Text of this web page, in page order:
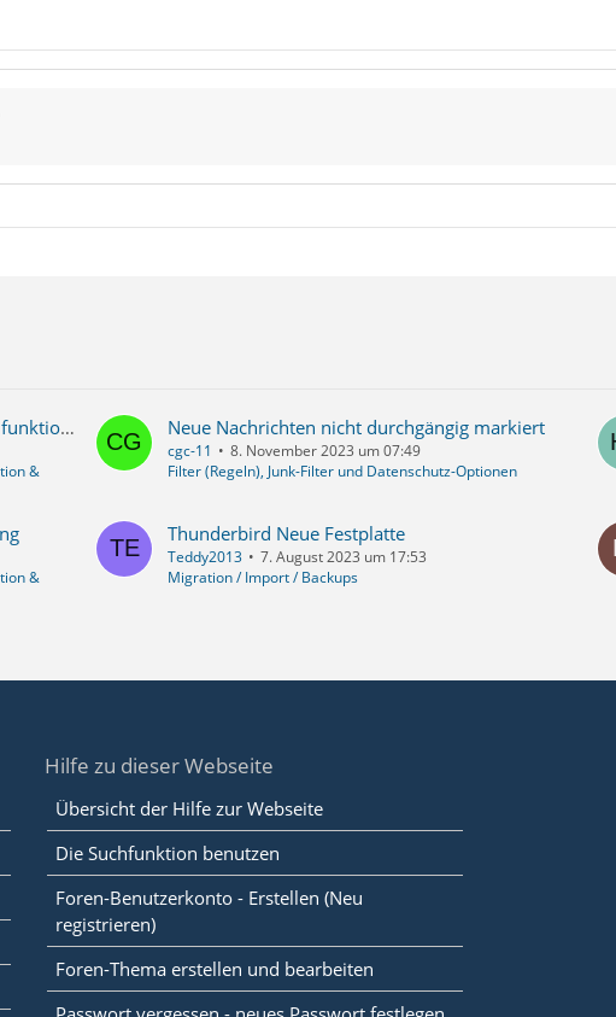
Gruppierte Ordner bei Thunderbird 115 funktioniert nicht mehr
&
Neue Nachrichten nicht durchgängig markiert
cgc-11
8. November 2023 um 07:49
Filter (Regeln), Junk-Filter und Datenschutz-Optionen
&
Thunderbird Neue Festplatte
Teddy2013
7. August 2023 um 17:53
Migration / Import / Backups
Hilfe zu dieser Webseite
Übersicht der Hilfe zur Webseite
Die Suchfunktion benutzen
Foren-Benutzerkonto - Erstellen (Neu
registrieren)
Foren-Thema erstellen und bearbeiten